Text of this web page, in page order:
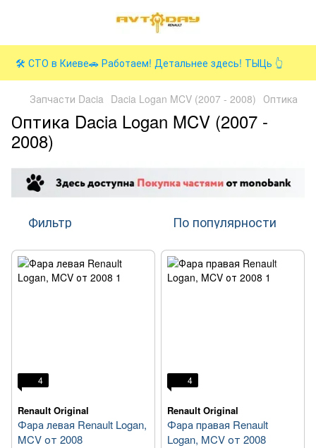
🛠️ СТО в Киеве🚗 Работаем! Детальнее здесь! ТЫЦь 👆
Запчасти Dacia Dacia Logan MCV (2007 - 2008) Оптика
Оптика Dacia Logan MCV (2007 -
2008)
Фильтр По популярности
4
Renault Original
Фара левая Renault Logan,
MCV от 2008
4
Renault Original
Фара правая Renault
Logan, MCV от 2008